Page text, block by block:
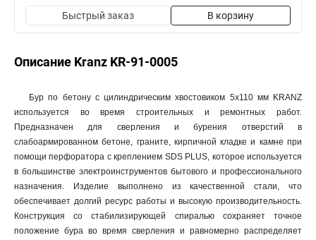
Быстрый заказ В корзину
Описание Kranz KR-91-0005
Бур по бетону с цилиндрическим хвостовиком 5x110 мм KRANZ
используется во время строительных и ремонтных работ.
Предназначен для сверления и бурения отверстий в
слабоармированном бетоне, граните, кирпичной кладке и камне при
помощи перфоратора с креплением SDS PLUS, которое используется
в большинстве электроинструментов бытового и профессионального
назначения. Изделие выполнено из качественной стали, что
обеспечивает долгий ресурс работы и высокую производительность.
Конструкция со стабилизирующей спиралью сохраняет точное
положение бура во время сверления и равномерно распределяет